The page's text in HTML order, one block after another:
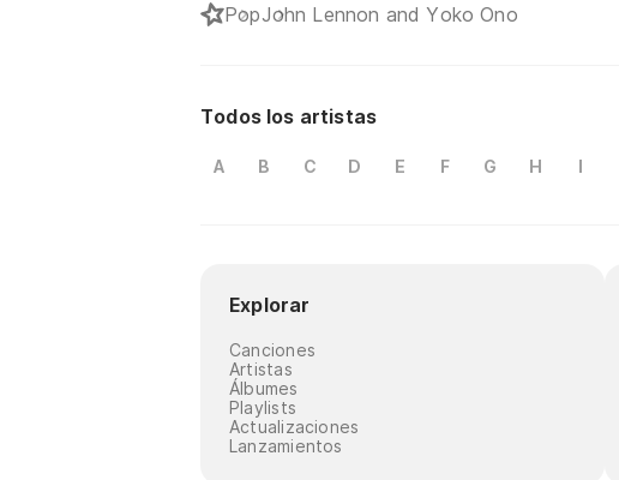
PopJohn Lennon and Yoko Ono
Todos los artistas
A B C D E F G H I
Explorar
Canciones
Artistas
Álbumes
Playlists
Actualizaciones
Lanzamientos